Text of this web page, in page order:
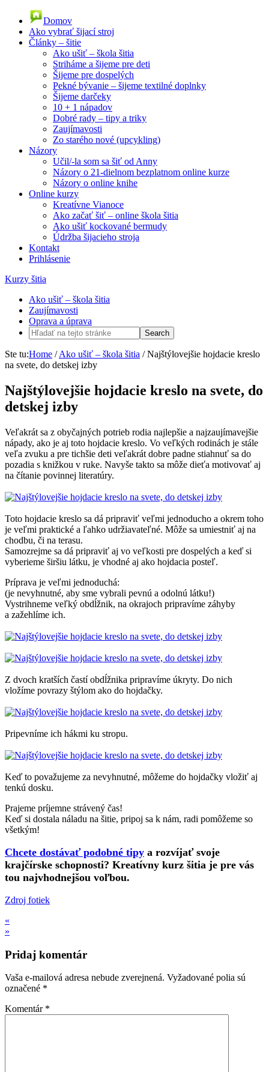
Domov
Ako vybrať šijací stroj
Články – šitie
Ako ušiť – škola šitia
Striháme a šijeme pre deti
Šijeme pre dospelých
Pekné bývanie – šijeme textilné doplnky
Šijeme darčeky
10 + 1 nápadov
Dobré rady – tipy a triky
Zaujímavosti
Zo starého nové (upcykling)
Názory
Učil/-la som sa šiť od Anny
Názory o 21-dielnom bezplatnom online kurze
Názory o online knihe
Online kurzy
Kreatívne Vianoce
Ako začať šiť – online škola šitia
Ako ušiť kockované bermudy
Údržba šijacieho stroja
Kontakt
Prihlásenie
Kurzy šitia
Ako ušiť – škola šitia
Zaujímavosti
Oprava a úprava
Ste tu:Home / Ako ušiť – škola šitia /Najštýlovejšie hojdacie kreslo
na svete, do detskej izby
Najštýlovejšie hojdacie kreslo na svete, do
detskej izby
Veľakrát sa z obyčajných potrieb rodia najlepšie a najzaujímavejšie
nápady, ako je aj toto hojdacie kreslo. Vo veľkých rodinách je stále
veľa zvuku a pre tichšie deti veľakrát dobre padne stiahnuť sa do
pozadia s knižkou v ruke. Navyše takto sa môže dieťa motivovať aj
na čítanie povinnej literatúry.
Toto hojdacie kreslo sa dá pripraviť veľmi jednoducho a okrem toho
je veľmi praktické a ľahko udržiavateľné. Môže sa umiestniť aj na
chodbu, či na terasu.
Samozrejme sa dá pripraviť aj vo veľkosti pre dospelých a keď si
vyberieme širšiu látku, je vhodné aj ako hojdacia posteľ.
Príprava je veľmi jednoduchá:
(je nevyhnutné, aby sme vybrali pevnú a odolnú látku!)
Vystrihneme veľký obdĺžnik, na okrajoch pripravíme záhyby
a zažehlíme ich.
Z dvoch kratších častí obdĺžnika pripravíme úkryty. Do nich
vložíme povrazy štýlom ako do hojdačky.
Pripevníme ich hákmi ku stropu.
Keď to považujeme za nevyhnutné, môžeme do hojdačky vložiť aj
tenkú dosku.
Prajeme príjemne strávený čas!
Keď si dostala náladu na šitie, pripoj sa k nám, radi pomôžeme so
všetkým!
Chcete dostávať podobné tipy a rozvíjať svoje
krajčírske schopnosti? Kreatívny kurz šitia je pre vás
tou najvhodnejšou voľbou.
Zdroj fotiek
«
»
Pridaj komentár
Vaša e-mailová adresa nebude zverejnená. Vyžadované polia sú
označené *
Komentár *